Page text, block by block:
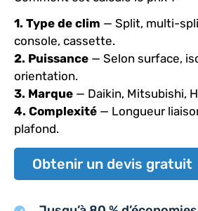
1. Type de clim — Split, multi-
console, cassette.
2. Puissance — Selon surface,
orientation.
3. Marque — Daikin, Mitsubishi,
4. Complexité — Longueur
plafond.
Obtenir un devis gratuit